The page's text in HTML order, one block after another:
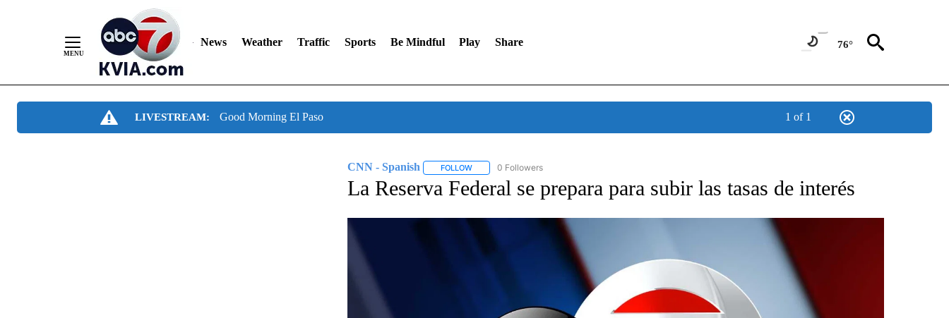
News Weather Traffic Sports Be Mindful Play Share 76°
LIVESTREAM: Good Morning El Paso 1 of 1
CNN - Spanish FOLLOWFOLLOW "CNN - SPANISH" TO RECEIVE NOTIFICATIONS ABOUT NEW PAGES ON "CNN - SPANISH".
0 Followers
La Reserva Federal se prepara para subir las tasas de interés